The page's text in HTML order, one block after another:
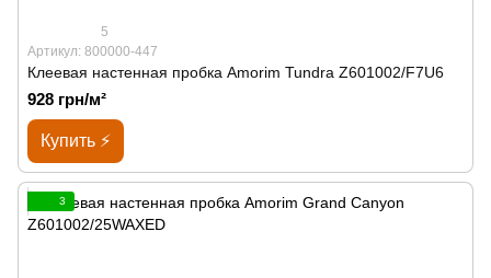
5
Артикул: 800000-447
Клеевая настенная пробка Amorim Tundra Z601002/F7U6
928 грн/м²
Купить ⚡
3